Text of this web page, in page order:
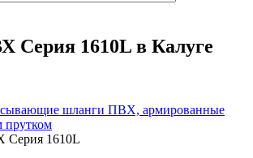
Серия 1610L в Калуге
шланги ПВХ, армированные
прутком
1610L